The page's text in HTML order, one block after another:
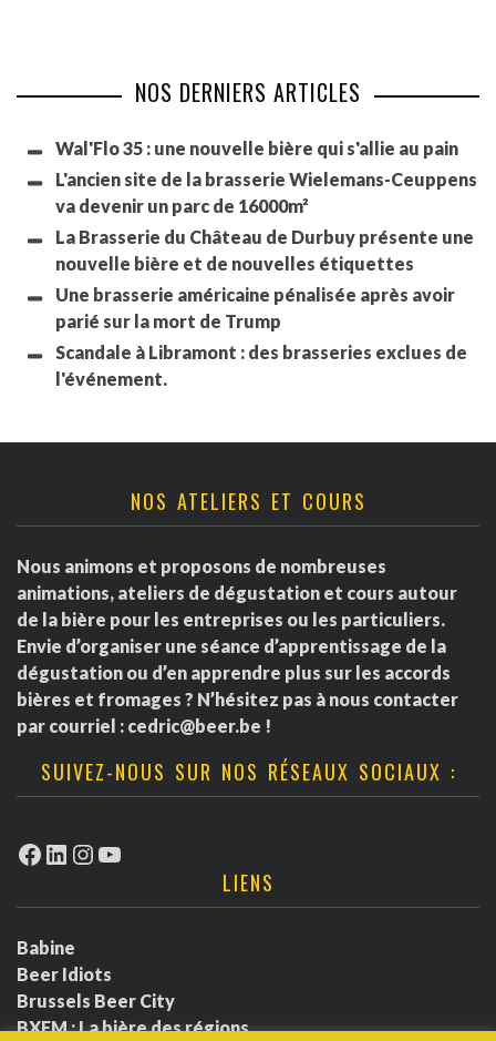
NOS DERNIERS ARTICLES
Wal'Flo 35 : une nouvelle bière qui s'allie au pain
L'ancien site de la brasserie Wielemans-Ceuppens
va devenir un parc de 16000m²
La Brasserie du Château de Durbuy présente une
nouvelle bière et de nouvelles étiquettes
Une brasserie américaine pénalisée après avoir
parié sur la mort de Trump
Scandale à Libramont : des brasseries exclues de
l'événement.
NOS ATELIERS ET COURS
Nous animons et proposons de nombreuses
animations, ateliers de dégustation et cours autour
de la bière pour les entreprises ou les particuliers.
Envie d’organiser une séance d’apprentissage de la
dégustation ou d’en apprendre plus sur les accords
bières et fromages ? N’hésitez pas à nous contacter
par courriel : cedric@beer.be !
SUIVEZ-NOUS SUR NOS RÉSEAUX SOCIAUX :
Facebook
LinkedIn
Instagram
YouTube
LIENS
Babine
Beer Idiots
Brussels Beer City
BXFM : La bière des régions